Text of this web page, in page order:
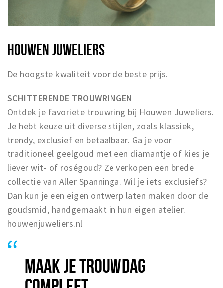
HOUWEN JUWELIERS
De hoogste kwaliteit voor de beste prijs.
SCHITTERENDE TROUWRINGEN
Ontdek je favoriete trouwring bij Houwen Juweliers.
Je hebt keuze uit diverse stijlen, zoals klassiek,
trendy, exclusief en betaalbaar. Ga je voor
traditioneel geelgoud met een diamantje of kies je
liever wit- of roségoud? Ze verkopen een brede
collectie van Aller Spanninga. Wil je iets exclusiefs?
Dan kun je een eigen ontwerp laten maken door de
goudsmid, handgemaakt in hun eigen atelier.
houwenjuweliers.nl
MAAK JE TROUWDAG